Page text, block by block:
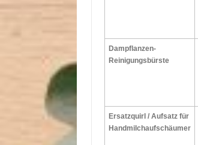
Dampflanzen-
Reinigungsbürste
Ersatzquirl / Aufsatz für
Handmilchaufschäumer